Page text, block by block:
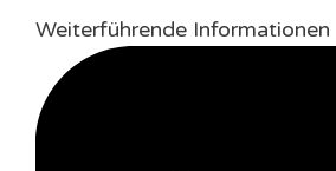
Weiterführende Informationen